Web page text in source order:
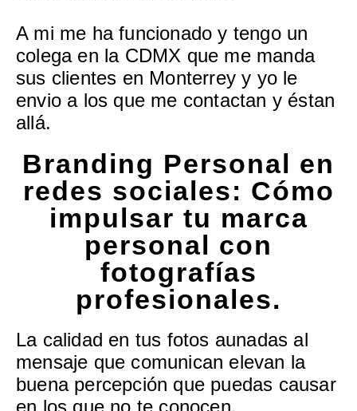
A mi me ha funcionado y tengo un
colega en la CDMX que me manda
sus clientes en Monterrey y yo le
envio a los que me contactan y éstan
allá.
Branding Personal en
redes sociales: Cómo
impulsar tu marca
personal con
fotografías
profesionales.
La calidad en tus fotos aunadas al
mensaje que comunican elevan la
buena percepción que puedas causar
en los que no te conocen.